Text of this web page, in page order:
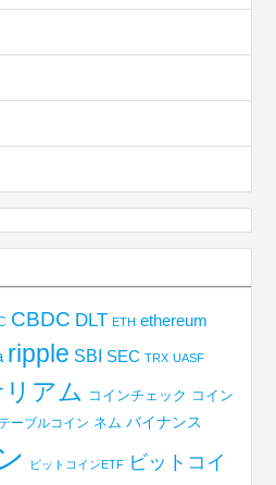
CBDC DLT ETH ethereum
ripple SBI SEC TRX UASF
アム コインチェック コイン
ーブルコイン ネム バイナンス
ビットコインETF ビットコイ